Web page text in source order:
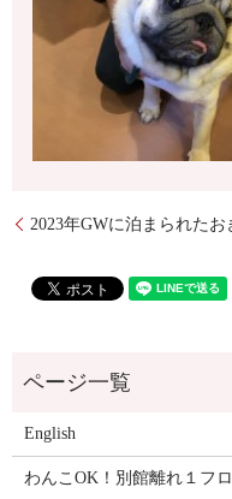
2023年GWに泊まられたお
English
わんこOK！別館離れ１フ